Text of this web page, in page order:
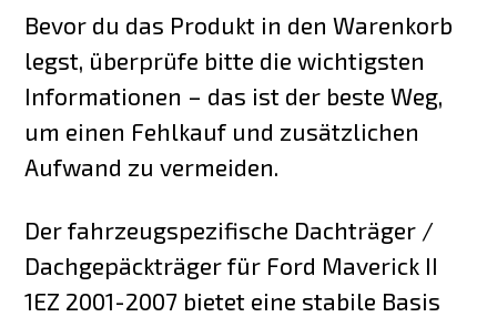
Bevor du das Produkt in den Warenkorb
legst, überprüfe bitte die wichtigsten
Informationen – das ist der beste Weg,
um einen Fehlkauf und zusätzlichen
Aufwand zu vermeiden.
Der fahrzeugspezifische Dachträger /
Dachgepäckträger für Ford Maverick II
1EZ 2001-2007 bietet eine stabile Basis